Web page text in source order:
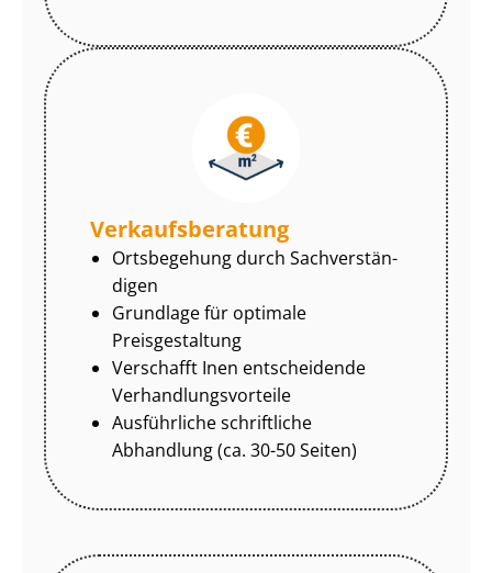
Ver­kaufs­be­ra­tung
Ortsbegehung durch Sach­ver­stän­
di­gen
Grundlage für optimale
Preisgestaltung
Verschafft Inen entscheidende
Ver­hand­lungs­vor­tei­le
Ausführliche schriftliche
Abhandlung (ca. 30-50 Seiten)